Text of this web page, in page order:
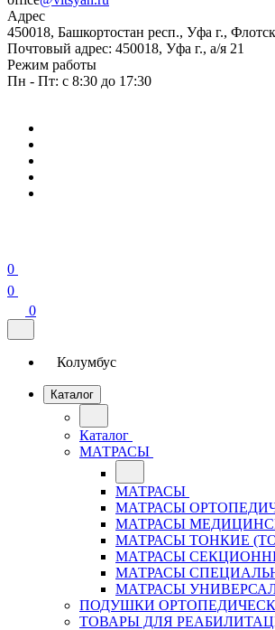
Адрес
450018, Башкортостан респ., Уфа г.,
Почтовый адрес: 450018, Уфа г., а/я 21
Режим работы
Пн - Пт: с 8:30 до 17:30
0
0
0
Колумбус
Каталог
Каталог
МАТРАСЫ
МАТРАСЫ
МАТРАСЫ
МАТРАСЫ
МАТРАСЫ ТОНКИЕ
МАТРАСЫ
МАТРАСЫ
МАТРАСЫ
ПОДУШКИ
ТОВАРЫ ДЛЯ